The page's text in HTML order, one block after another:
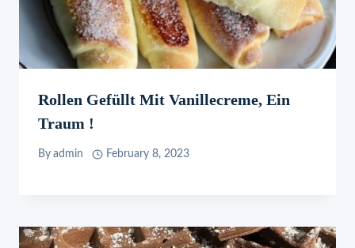
Rollen Gefüllt Mit Vanillecreme, Ein
Traum !
By admin February 8, 2023